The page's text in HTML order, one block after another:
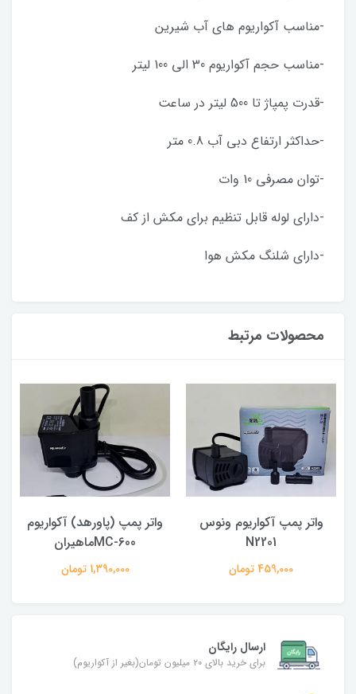
-مناسب آکواریوم های آب شیرین
-مناسب حجم آکواریوم 30 الی 100 لیتر
-قدرت پمپاژ تا 500 لیتر در ساعت
-حداکثر ارتفاع دبی آب 0.8 متر
-توان مصرفی 10 وات
-دارای لوله قابل تنظیم برای مکش از کف
-دارای شلنگ مکش هوا
محصولات مرتبط
واتر پمپ آکواریوم ونوس
N2201
459,000 تومان
واتر پمپ (پاورهد) آکواریوم
MC-600ماهیران
1,390,000 تومان
ارسال رایگان
برای خرید بالای ۲۰ میلیون تومان(بغیر از آکواریوم)